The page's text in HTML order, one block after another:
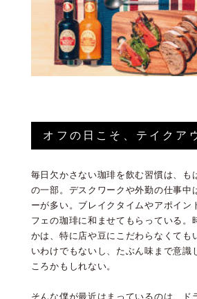
オフの日こそ、テイクア
毎日欠かさない珈琲を飲む習慣は、も
の一部。デスクワークや外勤の仕事中
ーが多い。ブレイクタイムやアポイン
フェの珈琲に和ませてもらっている。
かは、特に店や豆にこだわらなくても
いわけでもないし、たぶん味まで意識
ころかもしれない。
そんな僕が最近はまっているのは、ド